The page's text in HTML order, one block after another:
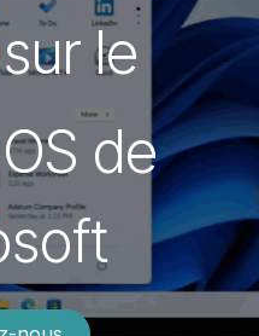
le
de